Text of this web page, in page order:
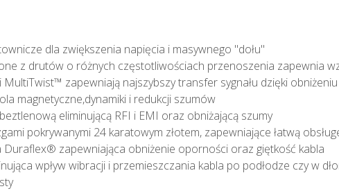
dla zwiększenia napięcia i masywnego "dołu"
z drutów o różnych częstotliwościach przenoszenia zapewnia
zapewniają najszybszy transfer sygnału dzięki
magnetyczne,dynamiki i redukcji szumów
eliminującą RFI i EMI oraz obniżającą szumy
pokrywanymi 24 karatowym złotem, zapewniające łatwą
Duraflex® zapewniająca obniżenie oporności oraz giętkość kabla
wpływ wibracji i przemieszczania kabla po podłodze czy w